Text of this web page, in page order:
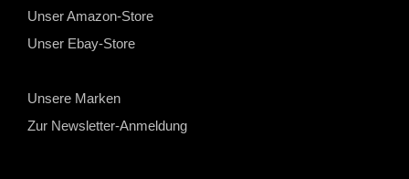
Unser Amazon-Store
Unser Ebay-Store
Unsere Marken
Zur Newsletter-Anmeldung